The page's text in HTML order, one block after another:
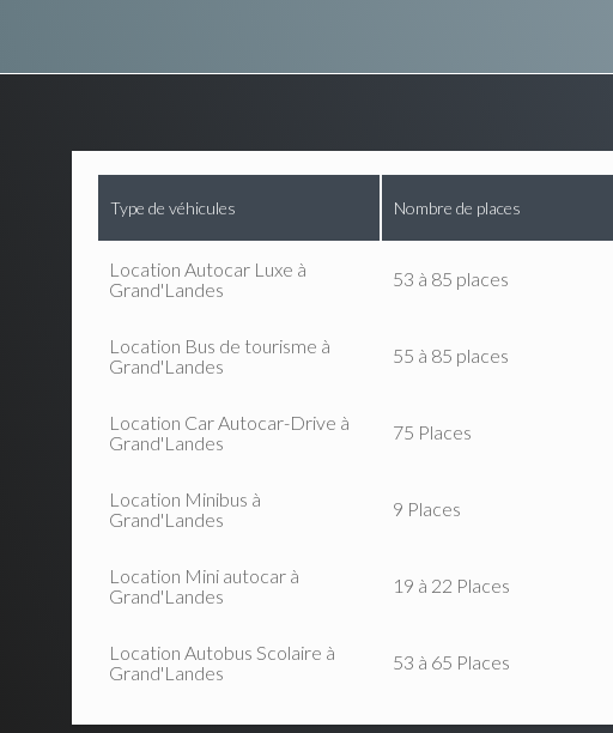
Type de véhicules Nombre de places
Location Autocar Luxe à
Grand'Landes
53 à 85 places
Location Bus de tourisme à
Grand'Landes
55 à 85 places
Location Car Autocar-Drive à
Grand'Landes
75 Places
Location Minibus à
Grand'Landes
9 Places
Location Mini autocar à
Grand'Landes
19 à 22 Places
Location Autobus Scolaire à
Grand'Landes
53 à 65 Places